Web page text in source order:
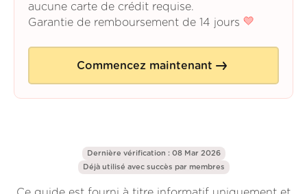
aucune carte de crédit requise.
Garantie de remboursement de 14 jours
Commencez maintenant
Dernière vérification : 08 Mar 2026
Déjà utilisé avec succès par membres